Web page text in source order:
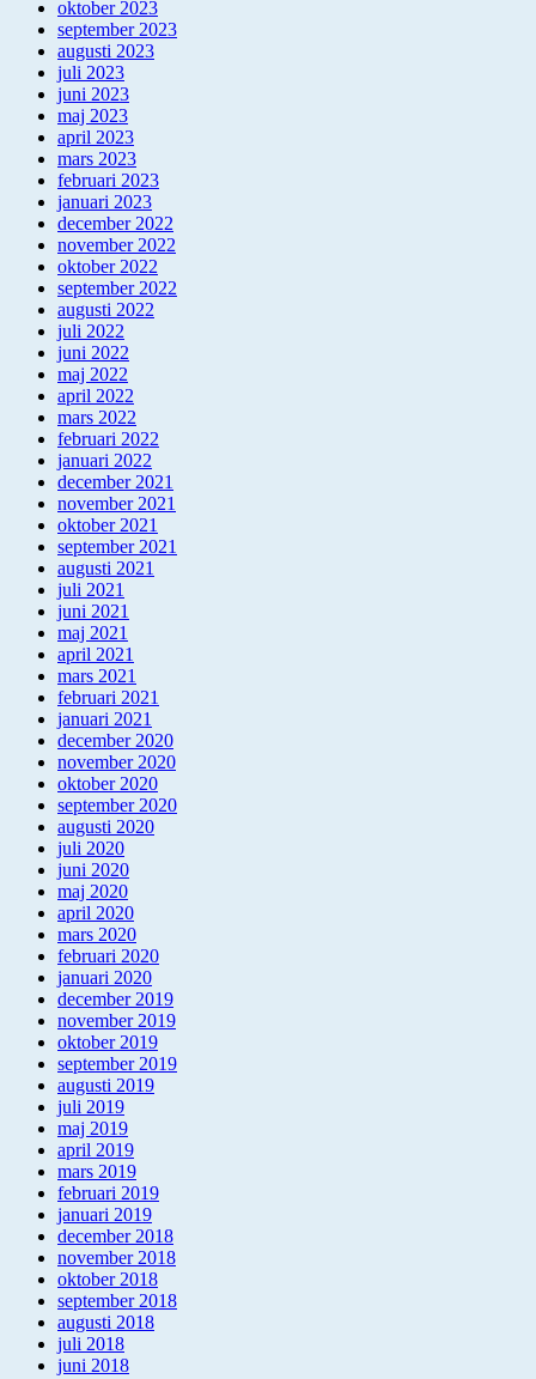
oktober 2023
september 2023
augusti 2023
juli 2023
juni 2023
maj 2023
april 2023
mars 2023
februari 2023
januari 2023
december 2022
november 2022
oktober 2022
september 2022
augusti 2022
juli 2022
juni 2022
maj 2022
april 2022
mars 2022
februari 2022
januari 2022
december 2021
november 2021
oktober 2021
september 2021
augusti 2021
juli 2021
juni 2021
maj 2021
april 2021
mars 2021
februari 2021
januari 2021
december 2020
november 2020
oktober 2020
september 2020
augusti 2020
juli 2020
juni 2020
maj 2020
april 2020
mars 2020
februari 2020
januari 2020
december 2019
november 2019
oktober 2019
september 2019
augusti 2019
juli 2019
maj 2019
april 2019
mars 2019
februari 2019
januari 2019
december 2018
november 2018
oktober 2018
september 2018
augusti 2018
juli 2018
juni 2018